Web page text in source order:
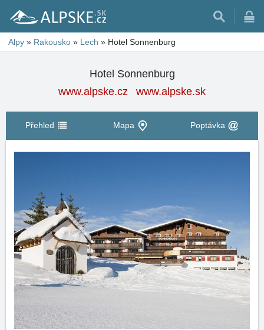
Alpy » Rakousko » Lech » Hotel Sonnenburg
Hotel Sonnenburg
www.alpske.cz
www.alpske.sk
Přehled Mapa Poptávka